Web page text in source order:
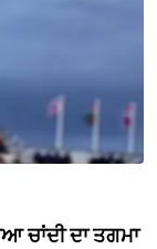
ਚਾਂਦੀ ਦਾ ਤਗਮਾ